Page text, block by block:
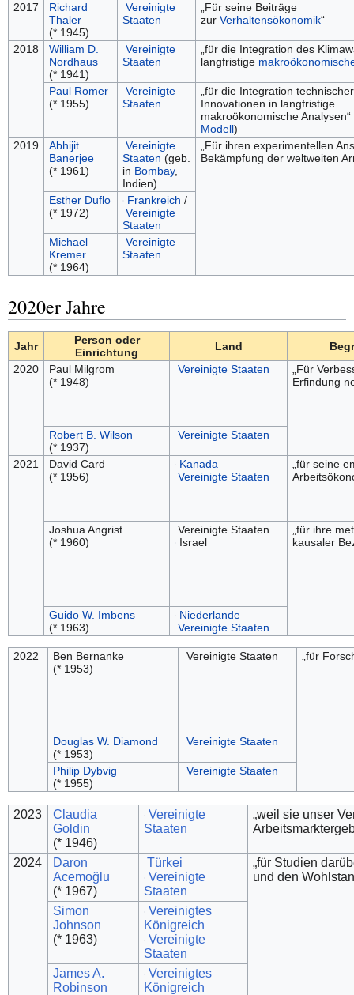
2017
Richard
Thaler
(* 1945)
Vereinigte
Staaten
„Für seine Beiträge
zur Verhaltensökonomik“
2018
William D.
Nordhaus
(* 1941)
Vereinigte
Staaten
„für die Integration des
langfristige
Paul Romer
(* 1955)
Vereinigte
Staaten
„für die Integration technischer
Innovationen in langfristige
makroökonomische Analysen“
Modell)
2019
Abhijit
Banerjee
(* 1961)
Vereinigte
Staaten (geb.
in Bombay,
Indien)
„Für ihren experimentellen
Bekämpfung der weltweiten
Esther Duflo
(* 1972)
Frankreich /
Vereinigte
Staaten
Michael
Kremer
(* 1964)
Vereinigte
Staaten
2020er Jahre
Jahr
Person oder
Einrichtung
Land
2020
Paul Milgrom
(* 1948)
Vereinigte Staaten
„Für
Erfindung
Robert B. Wilson
(* 1937)
Vereinigte Staaten
2021
David Card
(* 1956)
Kanada
Vereinigte Staaten
„für seine
Joshua Angrist
(* 1960)
Vereinigte Staaten
Israel
„für ihre
kausaler
Guido W. Imbens
(* 1963)
Niederlande
Vereinigte Staaten
2022
Ben Bernanke
(* 1953)
Vereinigte Staaten „für
Douglas W. Diamond
(* 1953)
Vereinigte Staaten
Philip Dybvig
(* 1955)
Vereinigte Staaten
2023
Claudia
Goldin
(* 1946)
Vereinigte
Staaten
„weil sie unser
2024
Daron
Acemoğlu
(* 1967)
Türkei
Vereinigte
Staaten
„für Studien
und den
Simon
Johnson
(* 1963)
Vereinigtes
Königreich
Vereinigte
Staaten
James A.
Robinson
Vereinigtes
Königreich